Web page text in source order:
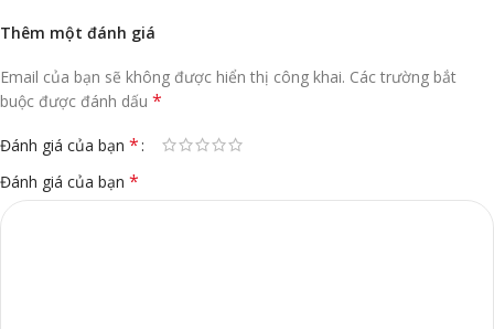
Thêm một đánh giá
Email của bạn sẽ không được hiển thị công khai. Các trường bắt
buộc được đánh dấu *
Đánh giá của bạn *
Đánh giá của bạn *